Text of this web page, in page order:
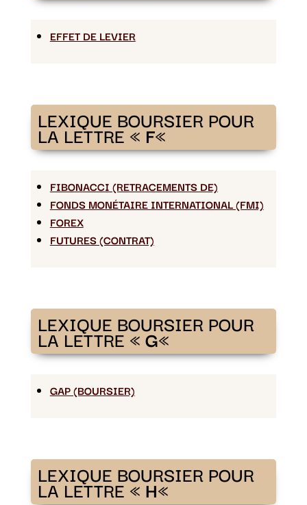
EFFET DE LEVIER
LEXIQUE BOURSIER POUR
LA LETTRE «F«
FIBONACCI (RETRACEMENTS DE)
FONDS MONÉTAIRE INTERNATIONAL (FMI)
FOREX
FUTURES (CONTRAT)
LEXIQUE BOURSIER POUR
LA LETTRE «G«
GAP (BOURSIER)
LEXIQUE BOURSIER POUR
LA LETTRE «H«